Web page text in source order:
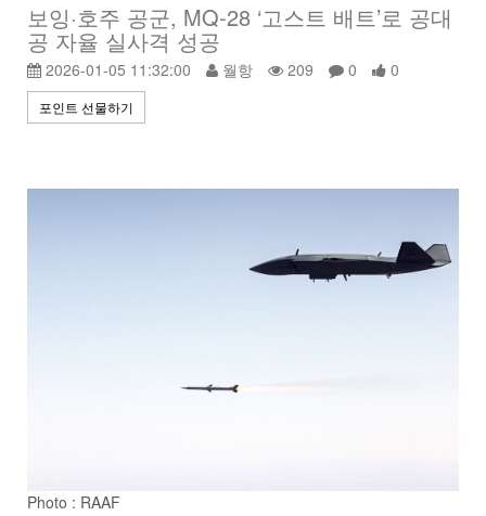
보잉·호주 공군, MQ-28 ‘고스트 배트’로 공대
공 자율 실사격 성공
2026-01-05 11:32:00 월항 209 0 0
포인트 선물하기
Photo : RAAF